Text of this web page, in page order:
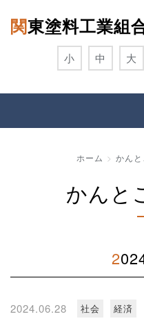
関東塗料工業組
小 中 大
ホーム かん
かんと
2024.06.28 社会 経済